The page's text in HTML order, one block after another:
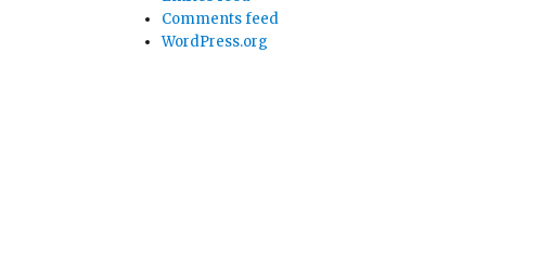
Comments feed
WordPress.org